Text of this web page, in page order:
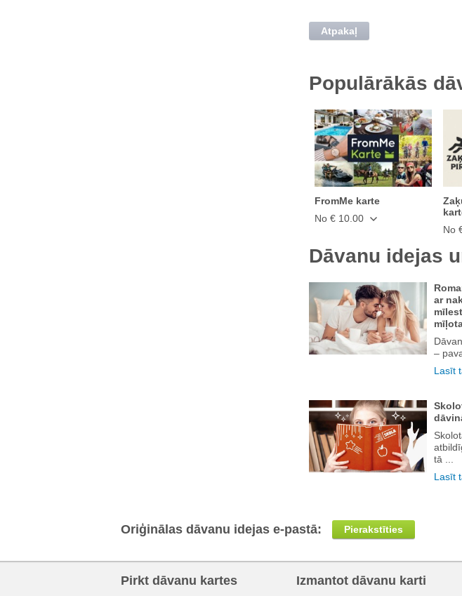
Atpakaļ
Populārākās
FromMe karte
No € 10.00
No
Dāvanu idejas
ar
–
Lasīt
tā ...
Lasīt
Oriģinālas dāvanu idejas e-pastā: Pierakstīties
Pirkt dāvanu kartes Izmantot dāvanu karti